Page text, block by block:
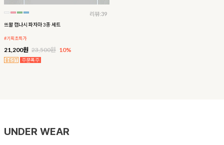
리뷰:39
뜨왈 캡나시 파자마 3종 세트
#기획초특가
21,200원 23,500원 10%
UNDER WEAR